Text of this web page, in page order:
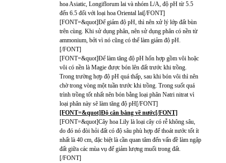
hoa Asiatic, Longiflorum lai và nhóm L/A, độ pH từ 5.5
đến 6.5 đối với loại hoa Oriental lai[/FONT]
[FONT=&quot]Để giảm độ pH, thì nên xử lý lớp đất bùn
trên cùng. Khi sử dụng phân, nên sử dụng phân có nền từ
ammonium, bởi vì nó cũng có thể làm giảm độ pH.
[/FONT]
[FONT=&quot]Để làm tăng độ pH hổn hợp gồm vôi hoặc
vôi có nền là Magie được bón lên đất trước khi trồng.
Trong trường hợp độ pH quá thấp, sau khi bón vôi thì nên
chờ trong vòng một tuần trước khi trồng. Trong suốt quá
trình trồng tốt nhất nên bón bằng loại phân Natri nitrat vì
loại phân này sẽ làm tăng độ pH[/FONT]
[FONT=&quot]Độ cân bằng về nước[/FONT]
[FONT=&quot]Cây hoa Lily là loại cây có rễ không sâu,
do đó nó đòi hỏi đất có độ sâu phù hợp để thoát nước tốt ít
nhất là 40 cm, đặc biệt là cần quan tâm đến vấn đề làm ngập
đất giữa các mùa vụ để giảm lượng muối trong đất.
[/FONT]